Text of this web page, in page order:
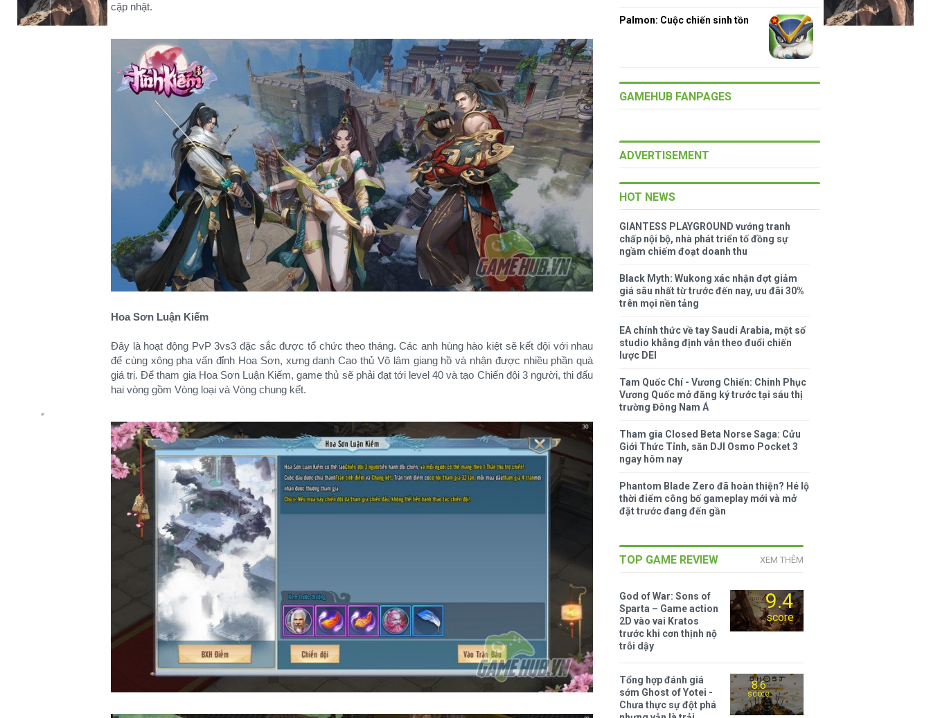
cập nhật.
Hoa Sơn Luận Kiếm
Đây là hoạt động PvP 3vs3 đặc sắc được tổ chức theo tháng. Các anh hùng hào kiệt sẽ kết đội với nhau
để cùng xông pha vấn đỉnh Hoa Sơn, xưng danh Cao thủ Võ lâm giang hồ và nhận được nhiều phần quà
giá trị. Để tham gia Hoa Sơn Luận Kiếm, game thủ sẽ phải đạt tới level 40 và tạo Chiến đội 3 người, thi đấu
hai vòng gồm Vòng loại và Vòng chung kết.
Palmon: Cuộc chiến sinh tồn
GAMEHUB FANPAGES
ADVERTISEMENT
HOT NEWS
GIANTESS PLAYGROUND vướng tranh
chấp nội bộ, nhà phát triển tố đồng sự
ngầm chiếm đoạt doanh thu
Black Myth: Wukong xác nhận đợt giảm
giá sâu nhất từ trước đến nay, ưu đãi 30%
trên mọi nền tảng
EA chính thức về tay Saudi Arabia, một số
studio khẳng định vẫn theo đuổi chiến
lược DEI
Tam Quốc Chí - Vương Chiến: Chinh Phục
Vương Quốc mở đăng ký trước tại sáu thị
trường Đông Nam Á
Tham gia Closed Beta Norse Saga: Cửu
Giới Thức Tỉnh, săn DJI Osmo Pocket 3
ngay hôm nay
Phantom Blade Zero đã hoàn thiện? Hé lộ
thời điểm công bố gameplay mới và mở
đặt trước đang đến gần
TOP GAME REVIEW XEM THÊM
9.4
score
God of War: Sons of
Sparta – Game action
2D vào vai Kratos
trước khi cơn thịnh nộ
trỗi dậy
8.6
score
Tổng hợp đánh giá
sớm Ghost of Yotei -
Chưa thực sự đột phá